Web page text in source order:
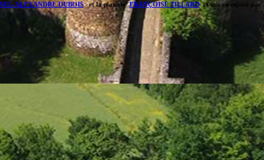
ALEXANDRE DUBOISet la pianisteFRANÇOISE TILLARDet mis en espace par